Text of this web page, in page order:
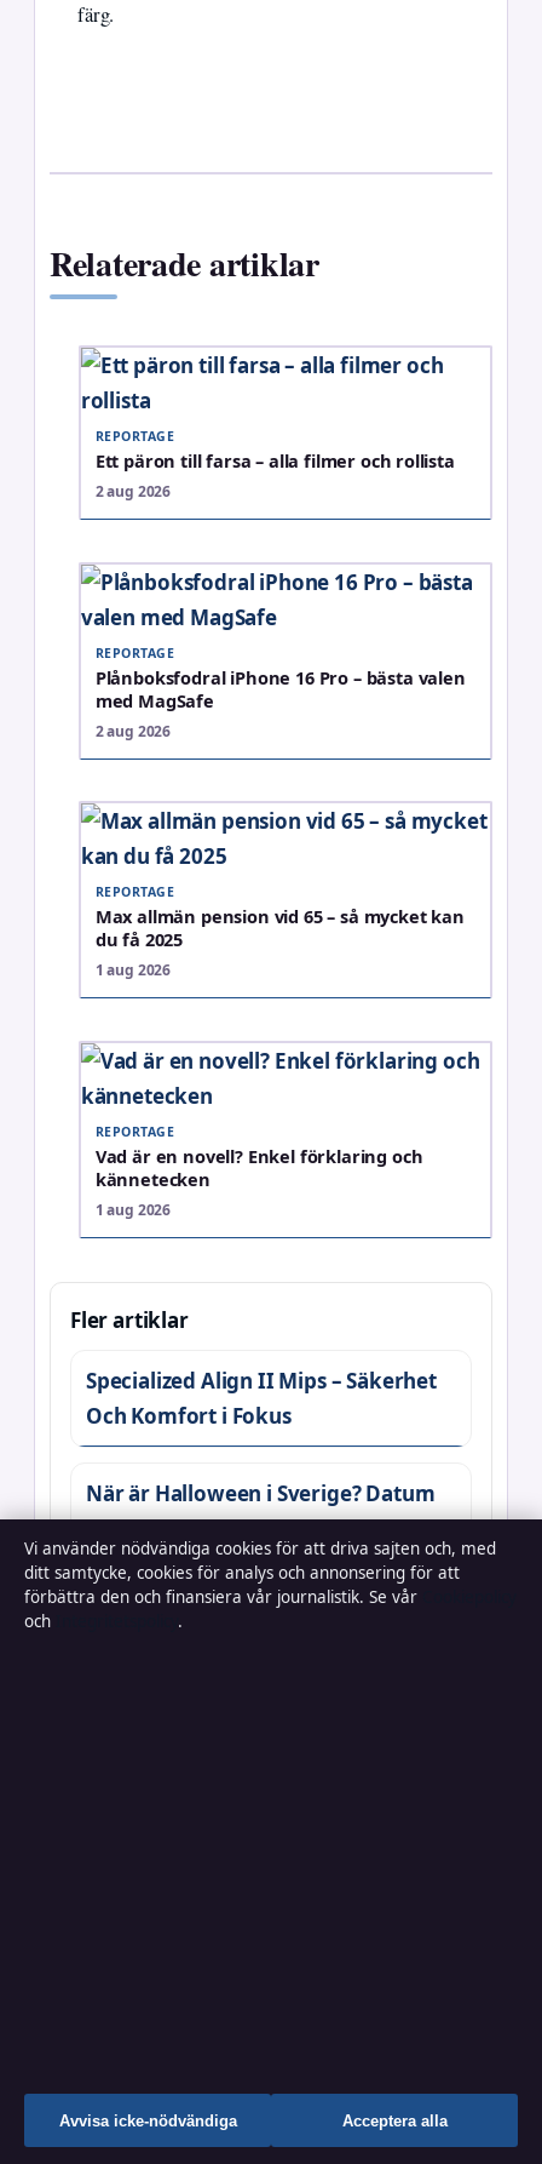
färg.
Relaterade artiklar
REPORTAGE
Ett päron till farsa – alla filmer och rollista
2 aug 2026
REPORTAGE
Plånboksfodral iPhone 16 Pro – bästa valen
med MagSafe
2 aug 2026
REPORTAGE
Max allmän pension vid 65 – så mycket kan
du få 2025
1 aug 2026
REPORTAGE
Vad är en novell? Enkel förklaring och
kännetecken
1 aug 2026
Fler artiklar
Specialized Align II Mips – Säkerhet
Och Komfort i Fokus
När är Halloween i Sverige? Datum
2026
Be-körkort pris – Jämför Kostnader
dagliga bevakningen på Lokalbild.
Vi använder nödvändiga cookies för att driva sajten och, med
ditt samtycke, cookies för analys och annonsering för att
förbättra den och finansiera vår journalistik. Se vår
och
.
Avvisa icke-nödvändiga Acceptera alla